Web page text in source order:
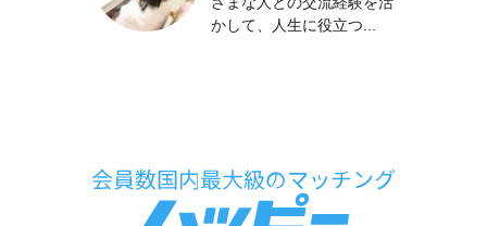
かして、人生に役立つ...